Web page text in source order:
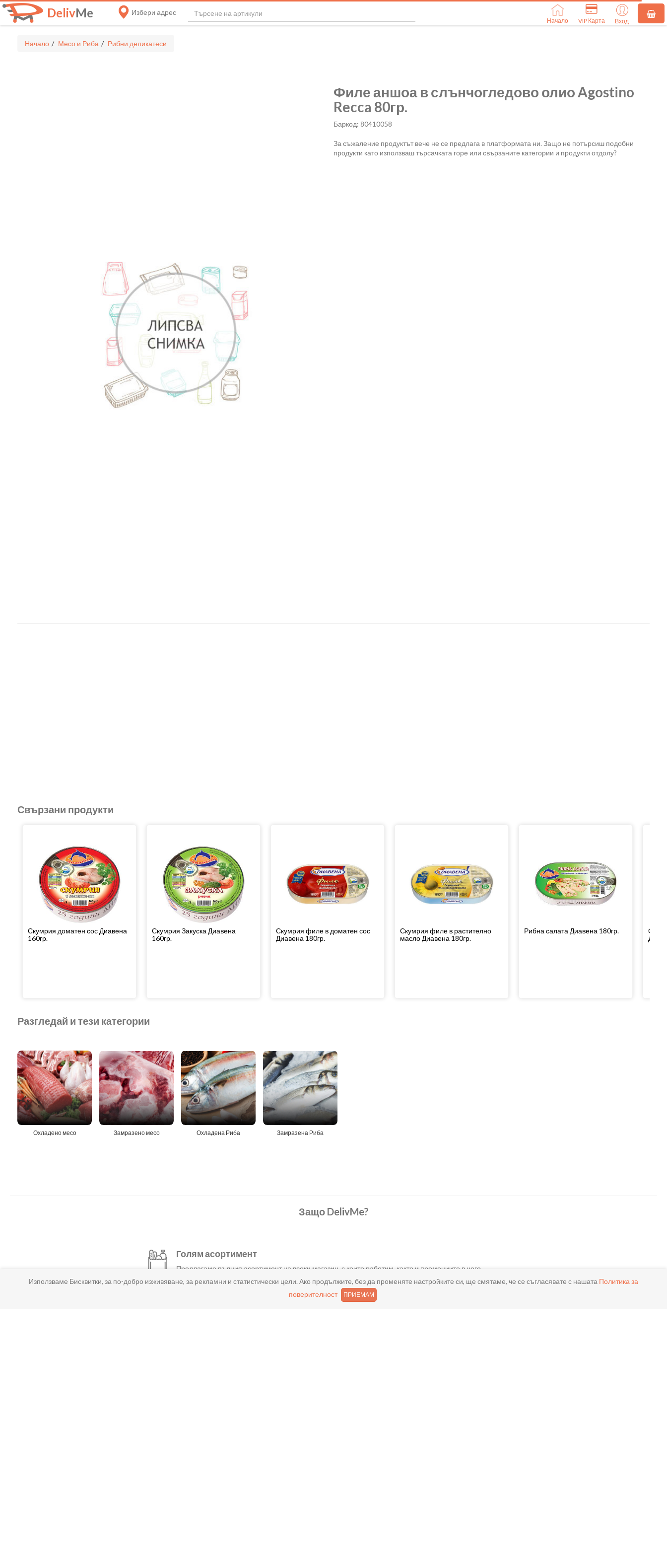
DelivMe Избери адрес
Начало VIP Карта Вход
Начало Месо и Риба Рибни деликатеси
Филе аншоа в слънчогледово олио Agostino
Recca 80гр.
Баркод: 80410058
За съжаление продуктът вече не се предлага в платформата ни. Защо не потърсиш подобни
продукти като използваш търсачката горе или свързаните категории и продукти отдолу?
Свързани продукти
Скумрия доматен сос Диавена
160гр.
Скумрия Закуска Диавена
160гр.
Скумрия филе в доматен сос
Диавена 180гр.
Скумрия филе в растително
масло Диавена 180гр.
Рибна салата Диавена 180гр.
Разгледай и тези категории
Охладено месо Замразено месо Охладена Риба Замразена Риба
Защо DelivMe?
Голям асортимент
Предлагаме пълния асортимент на всеки магазин, с които работим, както и промоциите в него.
Използваме Бисквитки, за по-добро изживяване, за рекламни и статистически цели. Ако продължите, без да променяте настройките си, ще смятаме, че се съгласявате с нашата Политика за
поверителност
ПРИЕМАМ